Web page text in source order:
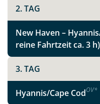
2. TAG
New Haven –
reine Fahrtzeit ca. 3 h)
3. TAG
Hyannis/Cape CodOV*